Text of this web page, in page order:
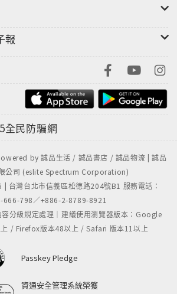
報
全民防騙網
by 誠品生活 / 誠品書店 / 誠品物流 | 誠品
公司 (eslite Spectrum Corporation)
台灣台北市信義區松德路204號B1 服務電話：
666-798／+886-2-8789-8921
分級規定處理｜建議使用瀏覽器版本：Google
/ Firefox版本48以上 / Safari 版本11以上
Passkey Pledge
資通安全管理系統榮獲